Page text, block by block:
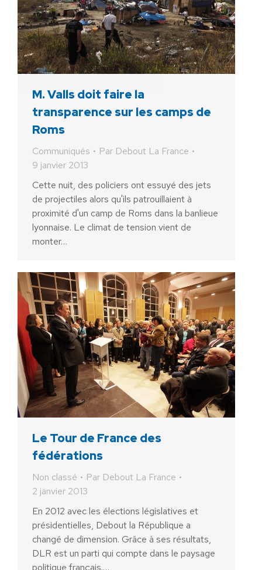
M. Valls doit faire la
transparence sur les camps de
Roms
Communiqués Par Debout La France
9 janvier 2013
Cette nuit, des policiers ont essuyé des jets
de projectiles alors qu'ils patrouillaient à
proximité d'un camp de Roms dans la banlieue
lyonnaise. Le climat de tension vient de
monter…
Le Tour de France des
fédérations
Non classé Par Debout La France
2 janvier 2013
En 2012 avec les élections législatives et
présidentielles, Debout la République a
changé de dimension. Grâce à ses résultats,
DLR est un parti qui compte dans le paysage
politique français.…